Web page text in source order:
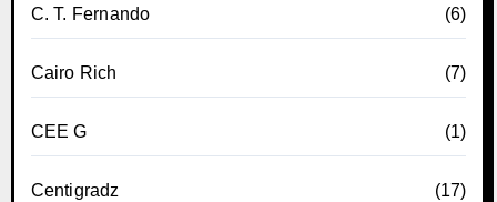
C. T. Fernando (6)
Cairo Rich (7)
CEE G (1)
Centigradz (17)